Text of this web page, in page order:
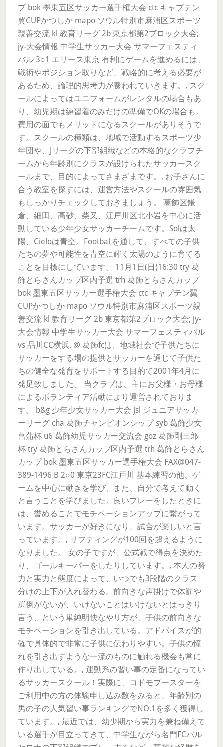
プ bok 墨東五区サッカー選手権大会 ctc キャプテン
翼CUPかつしか mapo ソウル特別市麻浦区スポーツ
親善交流 kl 教育リーグ 2b 東京都第2ブロック大会;
jy-大会情報 中学生サッカー大会 サマーフェスティ
バル 3○1 エリース東京 有利にゲームを進めるには、
戦術やポジション取りなど、戦略的に考える必要が
あるため、論理的思考力が養われていきます。, スク
ールによってはユニフォームがレンタルの場合もあ
り、幼児期は練習着のみだけの準備でOKの場合も。
費用の面でもメリットになるスクールがありそうで
す。スクールの種類は、地域で活動するスポーツ少
年団や、Jリーグの下部組織などの本格的なクラブチ
ームから年齢別にクラスが設けられたサッカースク
ールまで、目的によってさまざまです。, お子さんに
合う教室を探すには、運営方法やスクールの雰囲気
もしっかりチェックしておきましょう。 葛飾区鎌
倉、細田、高砂、柴又、江戸川区北小岩を中心に活
動している少年少女サッカーチームです。Solは太
陽、Cieloは青空。Footballを通して、すべての子供
たちの夢や可能性を青空に輝く太陽のように育てる
ことを目標にしています。 11月1日(日)16:30 try 葛
飾とらさんカップ区内予選 trh 葛飾とらさんカップ
bok 墨東五区サッカー選手権大会 ctc キャプテン翼
CUPかつしか mapo ソウル特別市麻浦区スポーツ親
善交流 kl 教育リーグ 2b 東京都第2ブロック大会; jy-
大会情報 中学生サッカー大会 サマーフェスティバル
vs 品川CC横浜. @ 葛飾fcは、地域社会で子供たちに
サッカーをする場の提供とサッカーを通じて子供た
ちの健全な発育をサポートする目的で2001年4月に
発足致しました。 当クラブは、主にお父様・お母様
によるボランティア活動により運営されておりま
す。 b&g 少年少女サッカー大会 jsl ジュニアサッカ
ーリーグ cha 葛飾チャンピオンシップ syb 葛飾少女
菖蒲杯 u6 葛飾幼児サッカー交流会 goz 葛飾剛三郎
杯 try 葛飾とらさんカップ区内予選 trh 葛飾とらさん
カップ bok 墨東五区サッカー選手権大会 FAX@047-
389-1496 B 2○0 東京23FC江戸川 基本練習の他、ゲ
ームを中心に動きを学び、また、自分で考えて動く
と言うことを学びました。良いプレーをしたときに
は、誉めることでモチベーションアップに繋がって
います。サッカーが好きになり、試合が楽しいと言
っています。, リフティングが100回を超えるように
なりました。 女の子ですが、公式戦で得点を決めた
り、ゴールキーパーをしたりしています。, 本人の努
力と実力と態度によって、いつでも3段階のクラス
分けの上下が入れ替わる。前向きな声掛けで体罰や
罵倒がないが、いけないことはいけないとはっきり
言う、という単純明快なやリ方が、子供の前向きな
モチベーションを引き出している。アドバイスが的
確で具体的で非常に子供に伝わりやすい。子供の憧
れを引き出すような一流のものに触れる機会も常に
作り出している。, 運動系の習い事の定番になってい
るサッカースクール！実際に、コドモブースターを
ご利用中の方の体験申し込み数をみると、年齢別の
男の子の人気習い事ランキングでNO.1を多く獲得し
ています。, 最近では、幼少期から実力を兼ね備えて
いる選手が目立ってきて、中学生ながら名門FCバル